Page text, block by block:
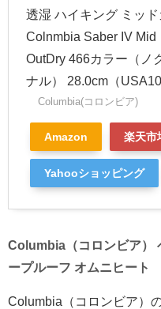
透湿 ハイキング ミッド
Colnmbia Saber IV Mid
OutDry 466カラー（ノ
ナル） 28.0cm（
Columbia(コロンビア)
Amazon 楽天市
Yahooショッピング
Columbia（コロンビア）
ープルーフ オムニヒート
Columbia（コロンビア）